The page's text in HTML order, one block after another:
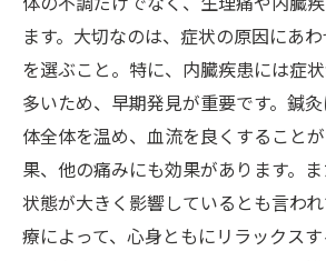
ます。大切なのは、症状の原因にあ
を選ぶこと。特に、内臓疾患には症
多いため、早期発見が重要です。鍼
体全体を温め、血流を良くすること
果、他の痛みにも効果があります。
状態が大きく影響しているとも言わ
療によって、心身ともにリラックス